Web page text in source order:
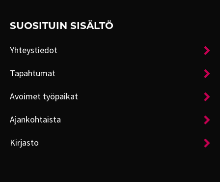
SUOSITUIN SISÄLTÖ
Yhteystiedot
Tapahtumat
Avoimet työpaikat
Ajankohtaista
Kirjasto